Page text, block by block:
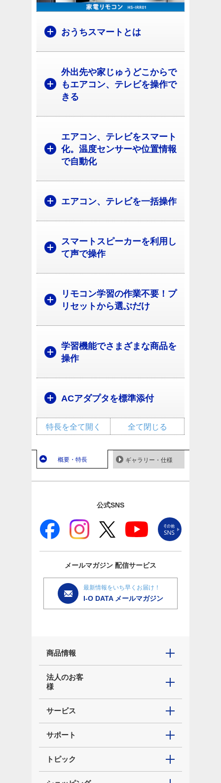
おうちスマートとは
外出先や家じゅうどこからで
もエアコン、テレビを操作で
きる
エアコン、テレビをスマート
化。温度センサーや位置情報
で自動化
エアコン、テレビを一括操作
スマートスピーカーを利用し
て声で操作
リモコン学習の作業不要！プ
リセットから選ぶだけ
学習機能でさまざまな商品を
操作
ACアダプタを標準添付
全て閉じる
特長を全て開く
概要・特長 ギャラリー・仕様
公式SNS
メールマガジン 配信サービス
最新情報をいち早くお届け！
I-O DATA メールマガジン
商品情報
法人のお客
様
サービス
サポート
トピック